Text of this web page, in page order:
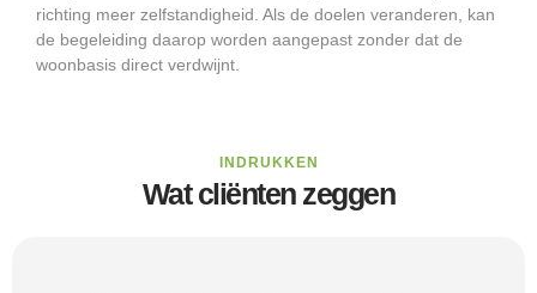
richting meer zelfstandigheid. Als de doelen veranderen, kan
de begeleiding daarop worden aangepast zonder dat de
woonbasis direct verdwijnt.
INDRUKKEN
Wat cliënten zeggen